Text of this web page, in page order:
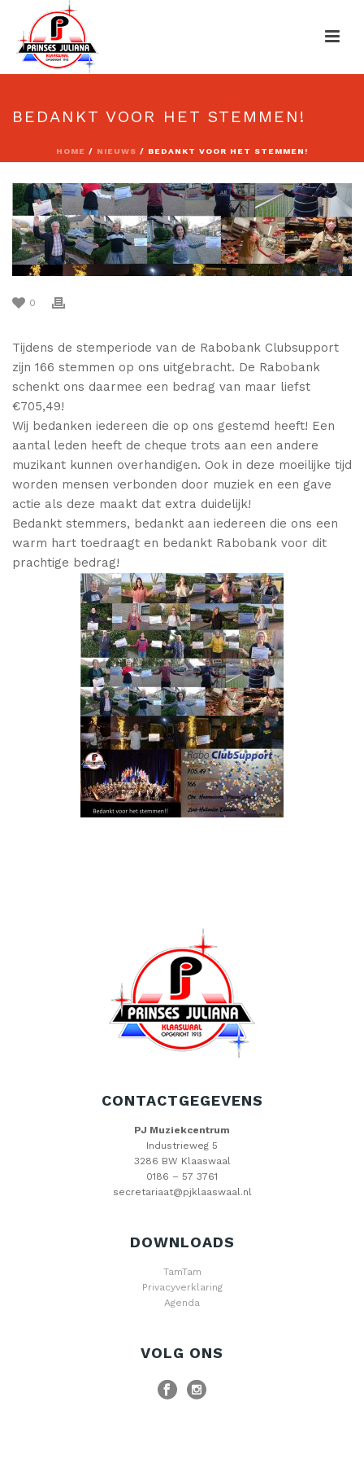
BEDANKT VOOR HET STEMMEN!
HOME / NIEUWS / BEDANKT VOOR HET STEMMEN!
0
Tijdens de stemperiode van de Rabobank Clubsupport
zijn 166 stemmen op ons uitgebracht. De Rabobank
schenkt ons daarmee een bedrag van maar liefst
€705,49!
Wij bedanken iedereen die op ons gestemd heeft! Een
aantal leden heeft de cheque trots aan een andere
muzikant kunnen overhandigen. Ook in deze moeilijke tijd
worden mensen verbonden door muziek en een gave
actie als deze maakt dat extra duidelijk!
Bedankt stemmers, bedankt aan iedereen die ons een
warm hart toedraagt en bedankt Rabobank voor dit
prachtige bedrag!
CONTACTGEGEVENS
PJ Muziekcentrum
Industrieweg 5
3286 BW Klaaswaal
0186 – 57 3761
secretariaat@pjklaaswaal.nl
DOWNLOADS
TamTam
Privacyverklaring
Agenda
VOLG ONS